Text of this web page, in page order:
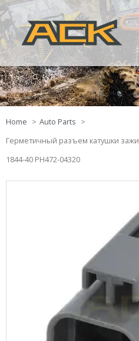
Home
Auto Parts
Герметичный разъем катушки
1844-40 PH472-04320